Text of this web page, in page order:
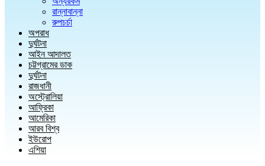
রান্নাবান্না
রুপচর্চা
অপরাধ
দুর্ঘটনা
আইন আদালত
চট্টগ্রামের ডাক
দুর্ঘটনা
রাজধানী
অস্ট্রোলিয়া
আফ্রিকা
আমেরিকা
আরব বিশ্ব
ইউরোপ
এশিয়া